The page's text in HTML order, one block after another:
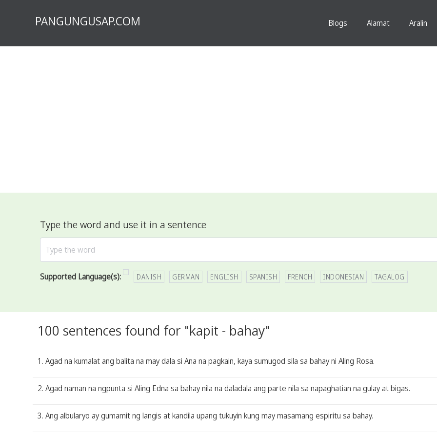
PANGUNGUSAP.COM Blogs Alamat Aralin
Type the word and use it in a sentence
Supported Language(s): DANISH GERMAN ENGLISH SPANISH FRENCH INDONESIAN TAGALOG
100 sentences found for "kapit - bahay"
1. Agad na kumalat ang balita na may dala si Ana na pagkain, kaya sumugod sila sa bahay ni Aling Rosa.
2. Agad naman na ngpunta si Aling Edna sa bahay nila na daladala ang parte nila sa napaghatian na gulay at bigas.
3. Ang albularyo ay gumamit ng langis at kandila upang tukuyin kung may masamang espiritu sa bahay.